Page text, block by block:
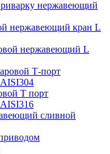
нержавеющий
нержавеющий кран L
нержавеющий L
Т-порт
Т порт
сливной